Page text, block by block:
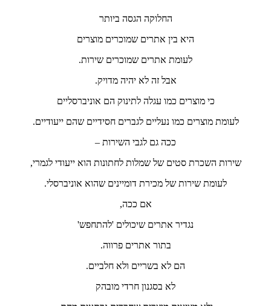
החלוקה הגסה ביותר
היא בין אתרים שמוכרים מוצרים
לעומת אתרים שמוכרים שירות.
אבל זה לא יהיה מדויק.
כי מוצרים כמו עגלה לתינוק הם אוניברסליים
לעומת מוצרים כמו נעליים לגברים חסידיים שהם ייעודיים.
ככה גם לגבי השירות –
שירות השכרת סטים של שמלות לחתונות הוא ייעודי לגמרי,
לעומת שירות של מכירת דומיינים שהוא אוניברסלי.
אם ככה,
נגדיר אתרים שיכולים 'להתחפש'
בתור אתרים פרווה.
הם לא בשריים ולא חלביים.
לא בסגנון חרדי מובהק